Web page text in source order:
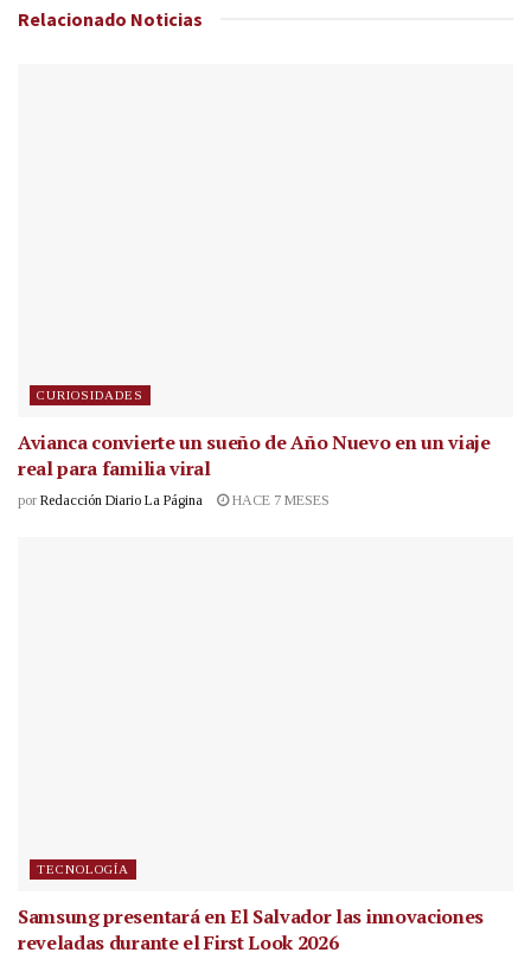
Relacionado Noticias
CURIOSIDADES
Avianca convierte un sueño de Año Nuevo en un viaje
real para familia viral
por Redacción Diario La Página HACE 7 MESES
TECNOLOGÍA
Samsung presentará en El Salvador las innovaciones
reveladas durante el First Look 2026